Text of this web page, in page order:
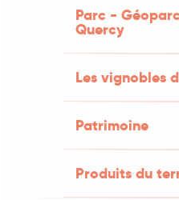
Parc -
Quercy
Les vignobles
Patrimoine
Produits du